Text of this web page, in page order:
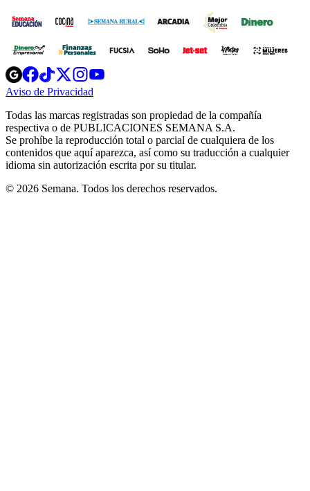
Opens
in
new
Opens
in
new
Opens
in
new
window
Opens
new
windowwindow
Aviso de Privacidad
new
window
Todas las marcas registradas son propiedad de la compañía
respectiva o de PUBLICACIONES SEMANA S.A.
Se prohíbe la reproducción total o parcial de cualquiera de los
contenidos que aquí aparezca, así como su traducción a cualquier
idioma sin autorización escrita por su titular.
© 2026 Semana. Todos los derechos reservados.